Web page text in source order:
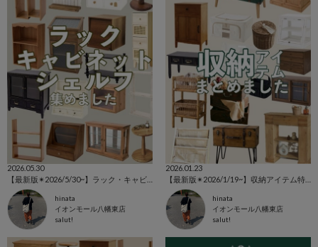
2026.05.30
hinata
イオンモール八幡東店
salut!
2026.01.23
【最新版✴︎2026/1/19~】収納アイテム特集
hinata
イオンモール八幡東店
salut!